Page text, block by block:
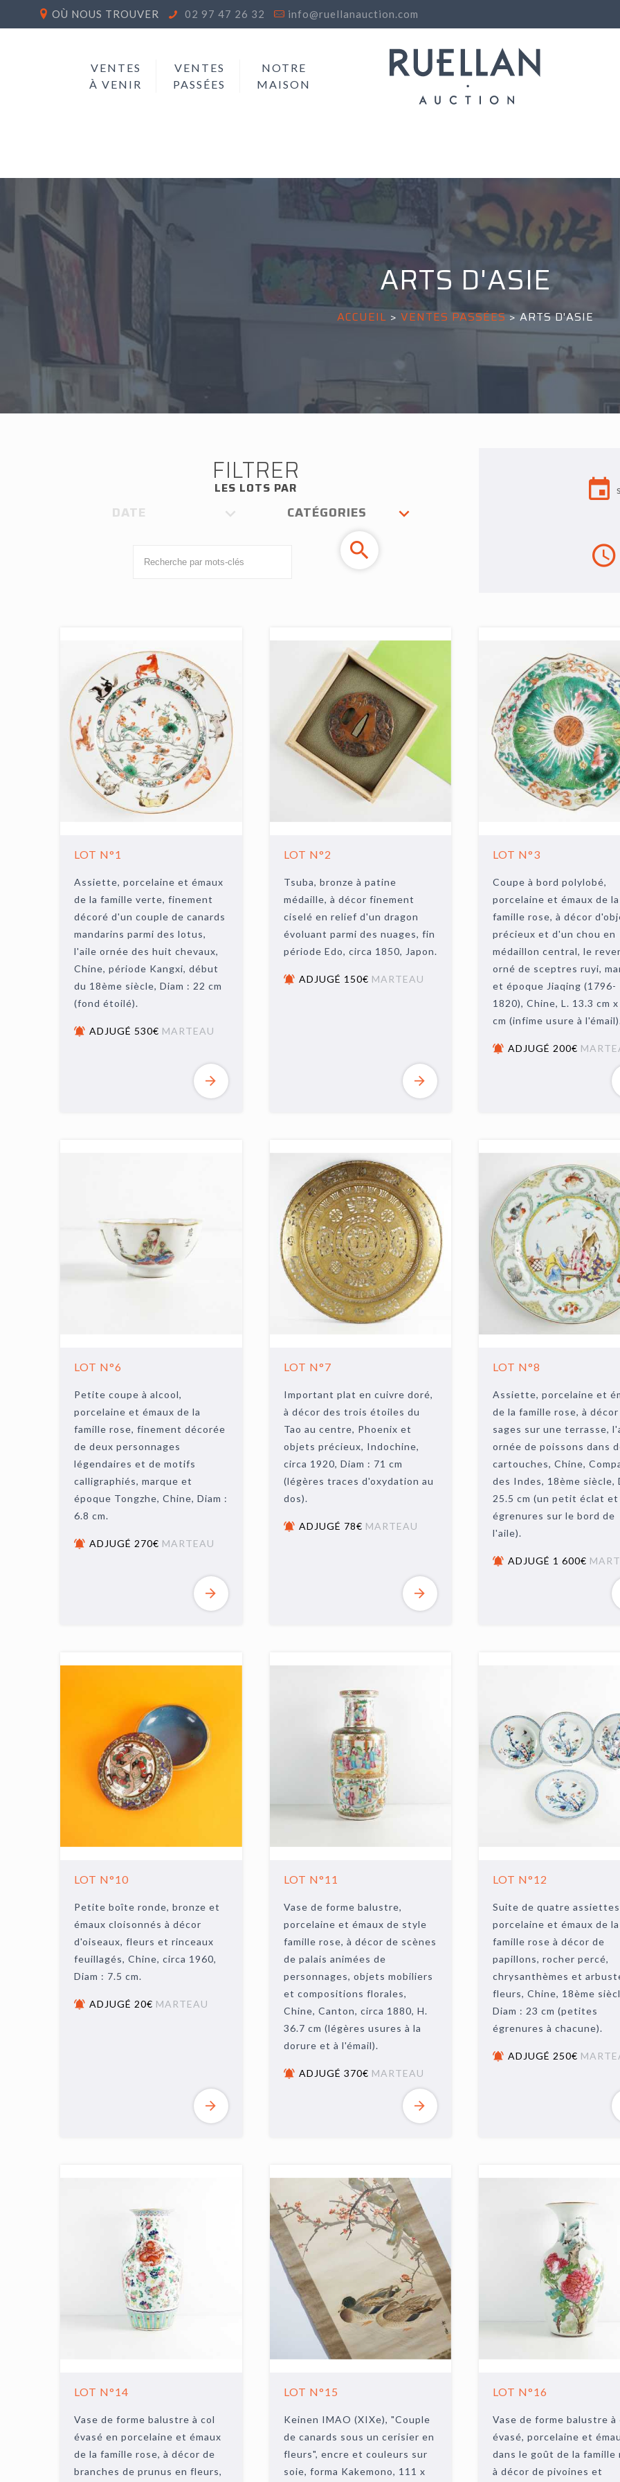
OÙ NOUS TROUVER 02 97 47 26 32 info@ruellanauction.com
VENTES
À VENIR
VENTES
PASSÉES
NOTRE
MAISON
ARTS D'ASIE
ACCUEIL > VENTES PASSÉES>ARTS D'ASIE
FILTRER
LES LOTS PAR
DATE CATÉGORIES
LOT N°1
Assiette, porcelaine et émaux
de la famille verte, finement
décoré d'un couple de canards
mandarins parmi des lotus,
l'aile ornée des huit chevaux,
Chine, période Kangxi, début
du 18ème siècle, Diam : 22 cm
(fond étoilé).
ADJUGÉ 530€ MARTEAU
LOT N°2
Tsuba, bronze à patine
médaille, à décor finement
ciselé en relief d'un dragon
évoluant parmi des nuages, fin
période Edo, circa 1850, Japon.
ADJUGÉ 150€ MARTEAU
LOT N°3
Coupe à bord polylobé,
porcelaine et émaux de la
famille rose, à décor
précieux et d'un chou en
médaillon central, le
orné de sceptres ruyi,
et époque Jiaqing (1796-
1820), Chine, L. 13.3 cm
cm (infime usure à
ADJUGÉ 200€
LOT N°6
Petite coupe à alcool,
porcelaine et émaux de la
famille rose, finement décorée
de deux personnages
légendaires et de motifs
calligraphiés, marque et
époque Tongzhe, Chine, Diam :
6.8 cm.
ADJUGÉ 270€ MARTEAU
LOT N°7
Important plat en cuivre doré,
à décor des trois étoiles du
Tao au centre, Phoenix et
objets précieux, Indochine,
circa 1920, Diam : 71 cm
(légères traces d'oxydation au
dos).
ADJUGÉ 78€ MARTEAU
LOT N°8
Assiette, porcelaine et
de la famille rose, à
sages sur une terrasse,
ornée de poissons dans
cartouches, Chine,
des Indes, 18ème siècle,
25.5 cm (un petit éclat et
égrenures sur le bord de
l'aile).
ADJUGÉ 1 600€
LOT N°10
Petite boîte ronde, bronze et
émaux cloisonnés à décor
d'oiseaux, fleurs et rinceaux
feuillagés, Chine, circa 1960,
Diam : 7.5 cm.
ADJUGÉ 20€ MARTEAU
LOT N°11
Vase de forme balustre,
porcelaine et émaux de style
famille rose, à décor de scènes
de palais animées de
personnages, objets mobiliers
et compositions florales,
Chine, Canton, circa 1880, H.
36.7 cm (légères usures à la
dorure et à l'émail).
ADJUGÉ 370€ MARTEAU
LOT N°12
Suite de quatre
porcelaine et émaux de la
famille rose à décor de
papillons, rocher percé,
chrysanthèmes et
fleurs, Chine, 18ème
Diam : 23 cm (petites
égrenures à chacune).
ADJUGÉ 250€
LOT N°14
Vase de forme balustre à col
évasé en porcelaine et émaux
de la famille rose, à décor de
branches de prunus en fleurs,
LOT N°15
Keinen IMAO (XIXe), "Couple
de canards sous un cerisier en
fleurs", encre et couleurs sur
soie, forma Kakemono, 111 x
LOT N°16
Vase de forme balustre à
évasé, porcelaine et
dans le goût de la famille
à décor de pivoines et